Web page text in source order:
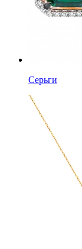
Серьги